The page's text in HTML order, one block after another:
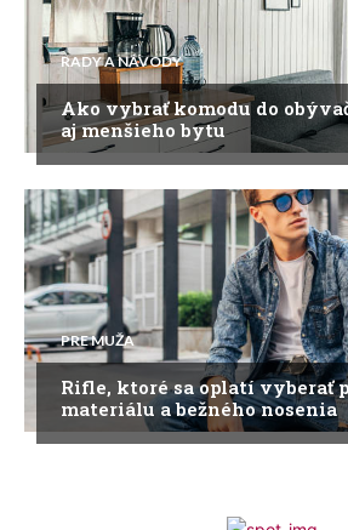
RADY A NÁVODY
Ako vybrať komodu do
aj menšieho bytu
PRE MUŽA
Rifle, ktoré sa oplatí vyberať
materiálu a bežného nosenia